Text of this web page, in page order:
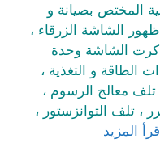
المختص بصيانة و
الشاشة الزرقاء ،
كرت الشاشة وحدة
الطاقة و التغذية ،
تلف معالج الرسوم ،
، تلف التوانزستور ،
المزيد